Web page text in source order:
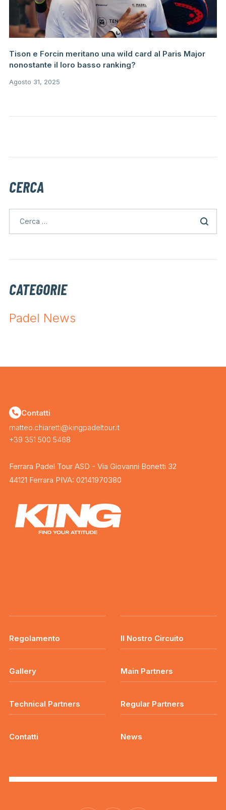
Tison e Forcin meritano una wild card al Paris Major
nonostante il loro basso ranking?
Agosto 31, 2025
CERCA
CATEGORIE
Padel News
Contatti
matteo.chiaretti@kingpadeltour.it
+39 351 500 5468
Ferrara Padel Tour ASD - Via Giovanni Bonetti 32
44121 Ferrara PIVA: 02141970380
Regolamento Il Nostro Circuito
Gallery Main Partners
Technical Partners Regular Partners
Contatti News